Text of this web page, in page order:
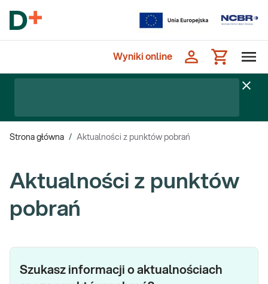
Wyniki online
Strona główna / Aktualności z punktów pobrań
Aktualności z punktów
pobrań
Szukasz informacji o aktualnościach